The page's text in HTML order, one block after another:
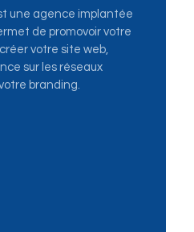
une agence implantée
de promovoir votre
votre site web,
sur les réseaux
branding.